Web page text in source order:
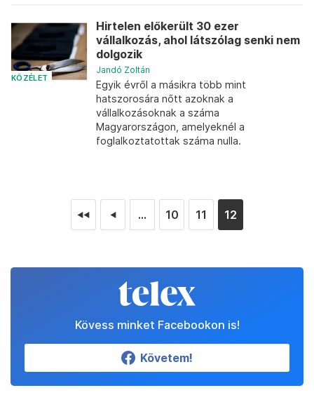
KÖZÉLET
Hirtelen előkerült 30 ezer
vállalkozás, ahol látszólag senki nem
dolgozik
Jandó Zoltán
Egyik évről a másikra több mint
hatszorosára nőtt azoknak a
vállalkozásoknak a száma
Magyarországon, amelyeknél a
foglalkoztatottak száma nulla.
◄◄ ◄ ... 10 11 12
Kövess minket Facebookon is!
Követem!